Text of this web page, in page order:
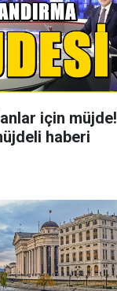
için müjde!
haberi